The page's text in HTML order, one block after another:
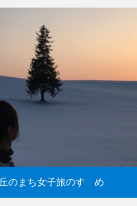
丘のまち女子旅のすゝめ